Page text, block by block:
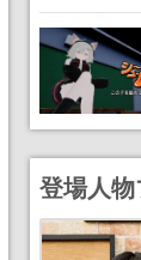
登場人